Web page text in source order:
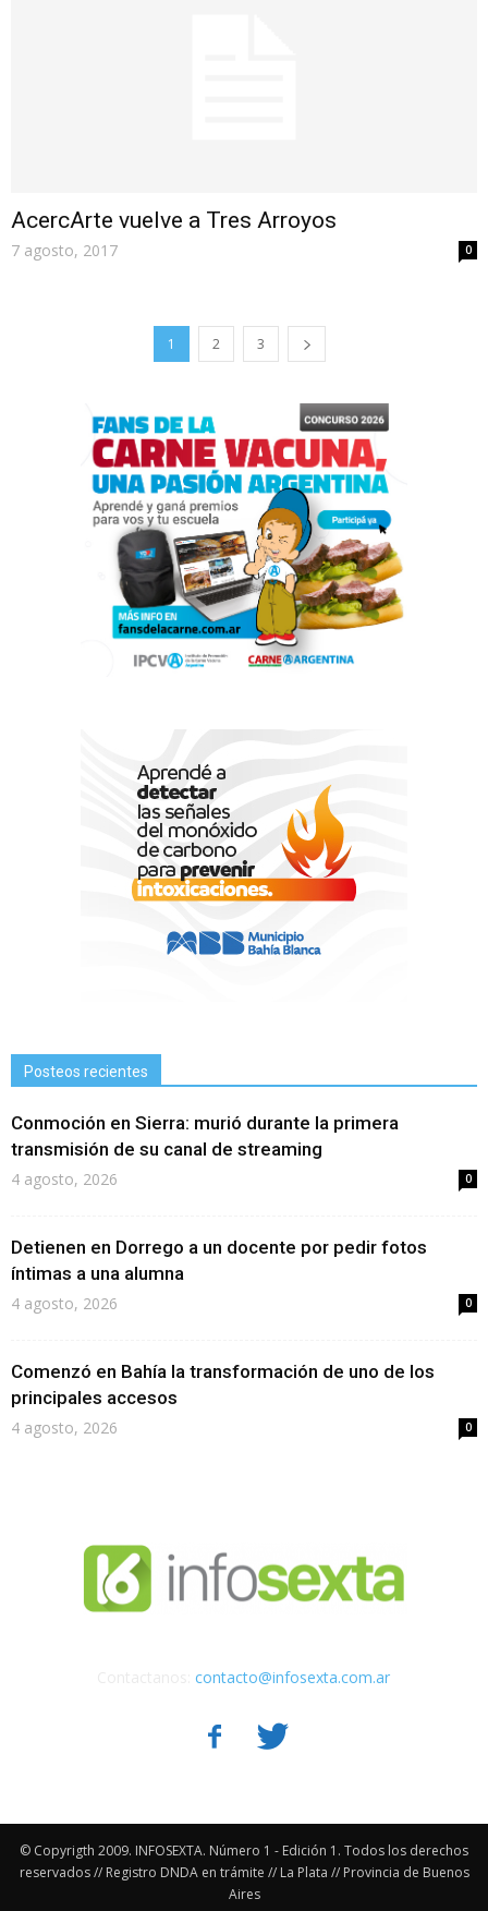
AcercArte vuelve a Tres Arroyos
7 agosto, 2017 0
1 2 3
Posteos recientes
Conmoción en Sierra: murió durante la primera
transmisión de su canal de streaming
4 agosto, 2026 0
Detienen en Dorrego a un docente por pedir fotos
íntimas a una alumna
4 agosto, 2026 0
Comenzó en Bahía la transformación de uno de los
principales accesos
4 agosto, 2026 0
contacto@infosexta.com.ar
© Copyrigth 2009. INFOSEXTA. Número 1 - Edición 1. Todos los derechos
reservados // Registro DNDA en trámite // La Plata // Provincia de Buenos
Aires